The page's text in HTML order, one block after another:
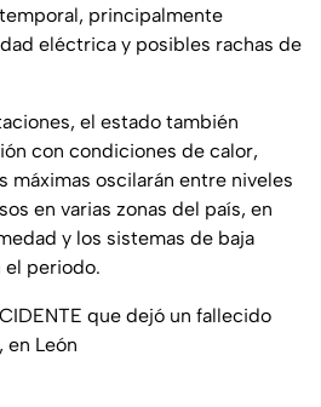
principalmente
eléctrica y posibles rachas de
el estado también
con condiciones de calor,
máximas oscilarán entre niveles
en varias zonas del país, en
y los sistemas de baja
el periodo.
que dejó un fallecido
en León